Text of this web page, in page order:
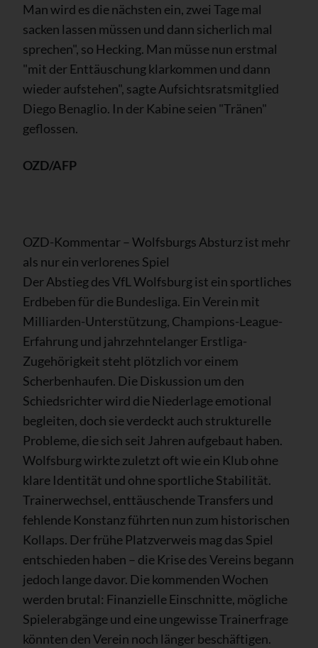
Man wird es die nächsten ein, zwei Tage mal
sacken lassen müssen und dann sicherlich mal
sprechen", so Hecking. Man müsse nun erstmal
"mit der Enttäuschung klarkommen und dann
wieder aufstehen", sagte Aufsichtsratsmitglied
Diego Benaglio. In der Kabine seien "Tränen"
geflossen.
OZD/AFP
OZD-Kommentar – Wolfsburgs Absturz ist mehr
als nur ein verlorenes Spiel
Der Abstieg des VfL Wolfsburg ist ein sportliches
Erdbeben für die Bundesliga. Ein Verein mit
Milliarden-Unterstützung, Champions-League-
Erfahrung und jahrzehntelanger Erstliga-
Zugehörigkeit steht plötzlich vor einem
Scherbenhaufen. Die Diskussion um den
Schiedsrichter wird die Niederlage emotional
begleiten, doch sie verdeckt auch strukturelle
Probleme, die sich seit Jahren aufgebaut haben.
Wolfsburg wirkte zuletzt oft wie ein Klub ohne
klare Identität und ohne sportliche Stabilität.
Trainerwechsel, enttäuschende Transfers und
fehlende Konstanz führten nun zum historischen
Kollaps. Der frühe Platzverweis mag das Spiel
entschieden haben – die Krise des Vereins begann
jedoch lange davor. Die kommenden Wochen
werden brutal: Finanzielle Einschnitte, mögliche
Spielerabgänge und eine ungewisse Trainerfrage
könnten den Verein noch länger beschäftigen.